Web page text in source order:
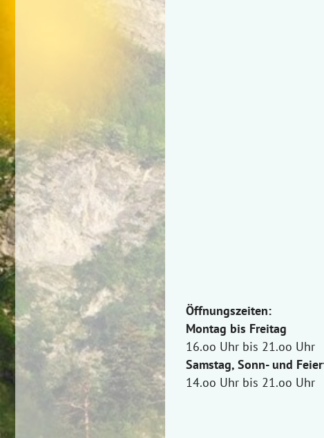
Öffnungszeiten:
Montag bis Freitag
16.oo Uhr bis 21.oo Uhr
Samstag, Sonn- und
14.oo Uhr bis 21.oo Uhr